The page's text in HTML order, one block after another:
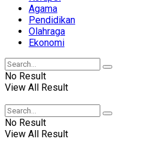
Agama
Pendidikan
Olahraga
Ekonomi
No Result
View All Result
No Result
View All Result